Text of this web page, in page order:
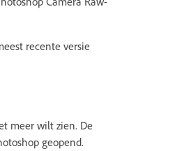
recente versie
meer wilt zien. De
geopend.